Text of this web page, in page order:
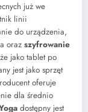
już we
linii
do urządzenia,
oraz szyfrowanie
jako tablet po
jest jako sprzęt
oferuje
dla średnio
dostępny jest